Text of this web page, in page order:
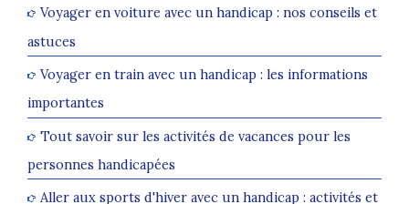
Voyager en voiture avec un handicap : nos conseils et
astuces
Voyager en train avec un handicap : les informations
importantes
Tout savoir sur les activités de vacances pour les
personnes handicapées
Aller aux sports d'hiver avec un handicap : activités et